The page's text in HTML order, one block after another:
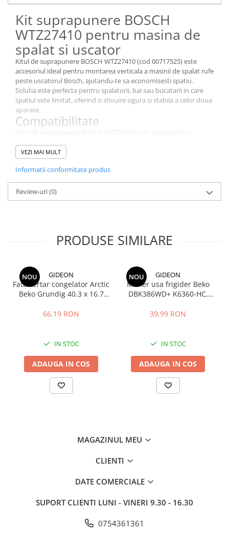
Cuburi si caramizi
Seturi de constructie
IT&C
Imprimante
Produse curatare IT
Stocare date
Baterii laptop
Cabluri
Retelistica
Sugestii cadou
Resigilate
Kit suprapunere BOSCH
WTZ27410 pentru masina de
spalat si uscator
Kitul de suprapunere BOSCH WTZ27410 (cod 00717525) este
accesoriul ideal pentru montarea verticala a masinii de spalat rufe
peste uscatorul Bosch, ajutandu-te sa economisesti spatiu.
Solutia este perfecta pentru spalatorii, bai sau bucatarii in care
spatiul este limitat, oferind o stivuire sigura si stabila a celor doua
aparate.
Compatibilitate
Specificatii tehnice
Lungime: 59,5 cm
Latime: 55 cm
Inaltime: 40 mm
Marca: BOSCH
VEZI MAI MULT
Informatii conformitate produs
Review-uri(0)
PRODUSE SIMILARE
NOU GIDEON
Fata sertar congelator Arctic
Beko Grundig 40.3 x 16.7
C00911422
66,19 RON
IN STOC
ADAUGA IN COS
NOU GIDEON
Maner usa frigider Beko
DBK386WD+ K6360-HC,
39,99 RON
IN STOC
ADAUGA IN COS
MAGAZINUL MEU
CLIENTI
DATE COMERCIALE
SUPORT CLIENTI LUNI - VINERI 9.30 - 16.30
0754361361